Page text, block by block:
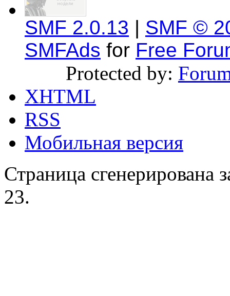
SMF 2.0.13 | SMF ©
SMFAds for Free
Protected by:
XHTML
RSS
Мобильная версия
Страница сгенерирована
23.